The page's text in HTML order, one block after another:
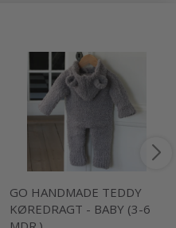
GO HANDMADE TEDDY
KØREDRAGT - BABY (3-6